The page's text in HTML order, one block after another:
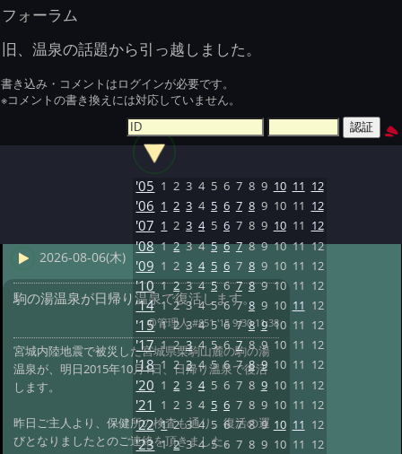
フォーラム
旧、温泉の話題から引っ越しました。
書き込み・コメントはログインが必要です。
※コメントの書き換えには対応していません。
2026-08-06(木)
駒の湯温泉が日帰り温泉で復活します。
@管理人#851 '15 9/30 11:38
宮城内陸地震で被災した宮城県栗駒山麓の駒の湯
温泉が、明日2015年10月1日、日帰り温泉で復活
します。
昨日ご主人より、保健所の検査も通り、復活の運
びとなりましたとのご連絡を頂きました。
'05 1 2 3 4 5 6 7 8 9 10 11 12
'06 1 2 3 4 5 6 7 8 9 10 11 12
'07 1 2 3 4 5 6 7 8 9 10 11 12
'08 1 2 3 4 5 6 7 8 9 10 11 12
'09 1 2 3 4 5 6 7 8 9 10 11 12
'10 1 2 3 4 5 6 7 8 9 10 11 12
'14 1 2 3 4 5 6 7 8 9 10 11 12
'15 1 2 3 4 5 6 7 8 9 10 11 12
'17 1 2 3 4 5 6 7 8 9 10 11 12
'18 1 2 3 4 5 6 7 8 9 10 11 12
'20 1 2 3 4 5 6 7 8 9 10 11 12
'21 1 2 3 4 5 6 7 8 9 10 11 12
'22 1 2 3 4 5 6 7 8 9 10 11 12
'23 1 2 3 4 5 6 7 8 9 10 11 12